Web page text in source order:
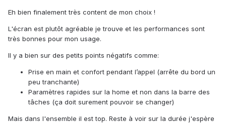
Eh bien finalement très content de mon choix !
L'écran est plutôt agréable je trouve et les performances sont
très bonnes pour mon usage.
Il y a bien sur des petits points négatifs comme:
Prise en main et confort pendant l’appel (arrête du bord un
peu tranchante)
Paramètres rapides sur la home et non dans la barre des
tâches (ça doit surement pouvoir se changer)
Mais dans l'ensemble il est top. Reste à voir sur la durée j'espère